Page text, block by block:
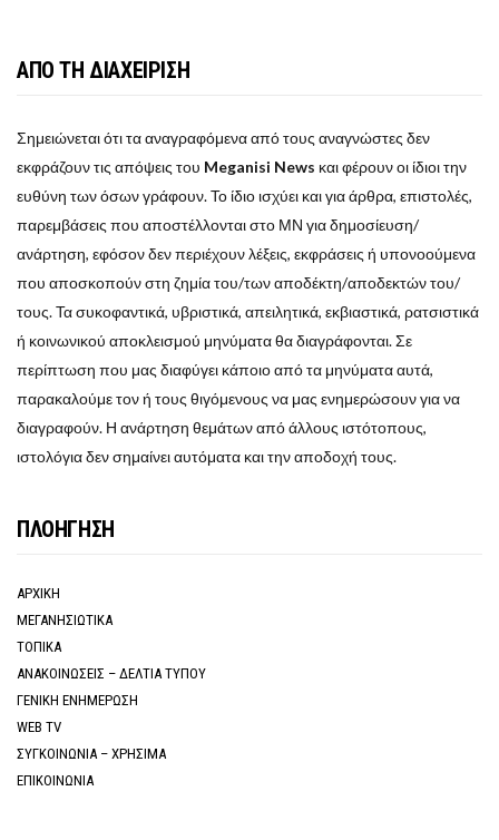
ΑΠΟ ΤΗ ΔΙΑΧΕΙΡΙΣΗ
Σημειώνεται ότι τα αναγραφόμενα από τους αναγνώστες δεν
εκφράζουν τις απόψεις του Meganisi News και φέρουν οι ίδιοι την
ευθύνη των όσων γράφουν. Το ίδιο ισχύει και για άρθρα, επιστολές,
παρεμβάσεις που αποστέλλονται στο ΜΝ για δημοσίευση/
ανάρτηση, εφόσον δεν περιέχουν λέξεις, εκφράσεις ή υπονοούμενα
που αποσκοπούν στη ζημία του/των αποδέκτη/αποδεκτών του/
τους. Τα συκοφαντικά, υβριστικά, απειλητικά, εκβιαστικά, ρατσιστικά
ή κοινωνικού αποκλεισμού μηνύματα θα διαγράφονται. Σε
περίπτωση που μας διαφύγει κάποιο από τα μηνύματα αυτά,
παρακαλούμε τον ή τους θιγόμενους να μας ενημερώσουν για να
διαγραφούν. Η ανάρτηση θεμάτων από άλλους ιστότοπους,
ιστολόγια δεν σημαίνει αυτόματα και την αποδοχή τους.
ΠΛΟΗΓΗΣΗ
ΑΡΧΙΚΗ
ΜΕΓΑΝΗΣΙΩΤΙΚΑ
ΤΟΠΙΚΑ
ΑΝΑΚΟΙΝΩΣΕΙΣ – ΔΕΛΤΙΑ ΤΥΠΟΥ
ΓΕΝΙΚΗ ΕΝΗΜΕΡΩΣΗ
WEB TV
ΣΥΓΚΟΙΝΩΝΙΑ – ΧΡΗΣΙΜΑ
ΕΠΙΚΟΙΝΩΝΙΑ